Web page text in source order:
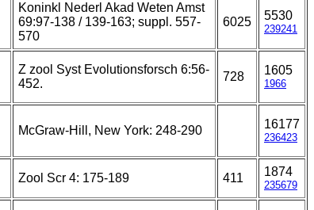
Koninkl Nederl Akad Weten Amst
69:97-138 / 139-163; suppl. 557-
570
6025 5530
239241
Z zool Syst Evolutionsforsch 6:56-
452.
728 1605
1966
McGraw-Hill, New York: 248-290 16177
236423
Zool Scr 4: 175-189 411 1874
235679